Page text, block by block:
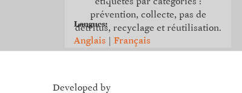
prévention, collecte, pas de
détritus, recyclage et réutilisation.
Langues:
Anglais Français
Developed by